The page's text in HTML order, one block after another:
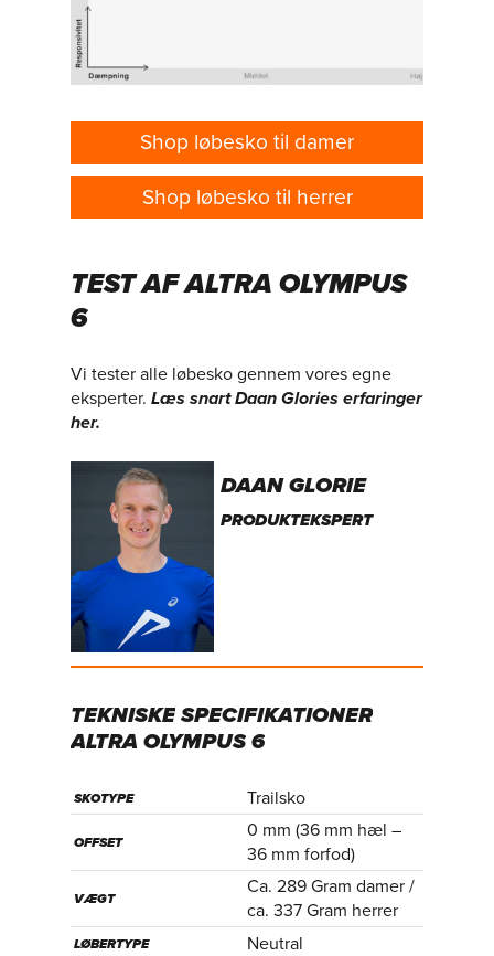
Shop løbesko til damer
Shop løbesko til herrer
TEST AF ALTRA OLYMPUS
6
Vi tester alle løbesko gennem vores egne
eksperter.Læs snart Daan Glories erfaringer
her.
DAAN GLORIE
PRODUKTEKSPERT
TEKNISKE SPECIFIKATIONER
ALTRA OLYMPUS 6
SKOTYPE Trailsko
OFFSET
0 mm (36 mm hæl –
36 mm forfod)
VÆGT
Ca. 289 Gram damer /
ca. 337 Gram herrer
LØBERTYPE Neutral